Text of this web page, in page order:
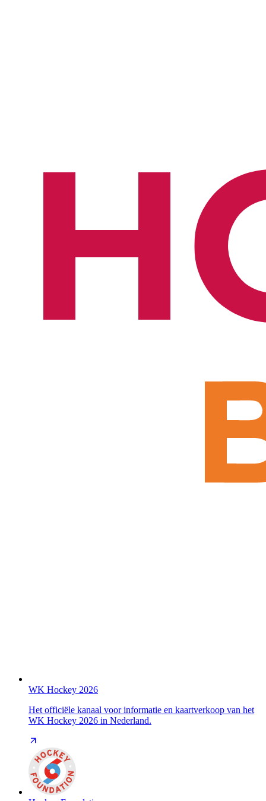
WK Hockey 2026
Het officiële kanaal voor informatie en kaartverkoop van het
WK Hockey 2026 in Nederland.